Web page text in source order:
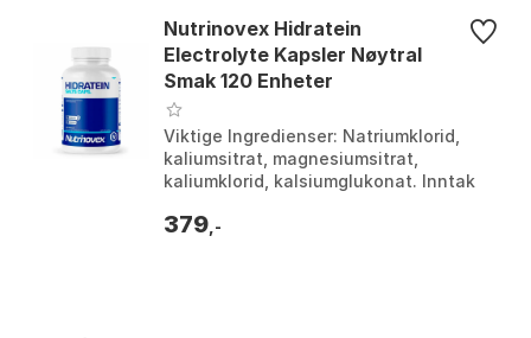
Nutrinovex Hidratein
Electrolyte Kapsler Nøytral
Smak 120 Enheter
Viktige Ingredienser: Natriumklorid,
kaliumsitrat, magnesiumsitrat,
kaliumklorid, kalsiumglukonat. Inntak
aktivitet. Vitamine...
379 ,-